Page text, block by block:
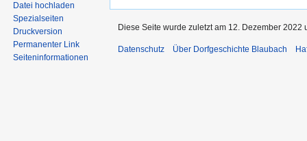
Datei hochladen
Spezialseiten
Druckversion
Permanenter Link
Seiten­informationen
Diese Seite wurde zuletzt am 12. Dezember 2022
Datenschutz Über Dorfgeschichte Blaubach